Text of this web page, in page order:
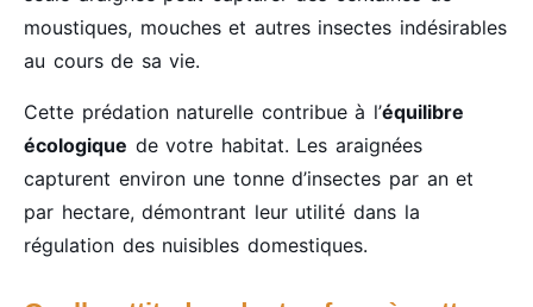
moustiques, mouches et autres insectes indésirables
au cours de sa vie.
Cette prédation naturelle contribue à l’équilibre
écologique de votre habitat. Les araignées
capturent environ une tonne d’insectes par an et
par hectare, démontrant leur utilité dans la
régulation des nuisibles domestiques.